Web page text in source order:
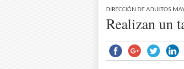
DIRECCIÓN DE ADULTOS
Realizan un